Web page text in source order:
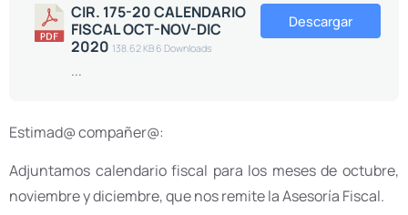
CIR. 175-20 CALENDARIO
FISCAL OCT-NOV-DIC
2020 138.62 KB6 Downloads
...
Descargar
Estimad@ compañer@:
Adjuntamos calendario fiscal para los meses de octubre,
noviembre y diciembre, que nos remite la Asesoría Fiscal.